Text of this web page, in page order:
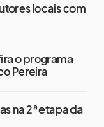
locais com
o programa
Pereira
na 2ª etapa da